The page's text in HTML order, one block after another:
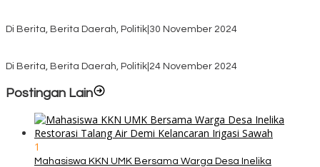
Di Berita, Berita Daerah, Politik 30 November 2024
Di Berita, Berita Daerah, Politik 24 November 2024
Postingan Lain
1
Mahasiswa KKN UMK Bersama Warga Desa Inelika